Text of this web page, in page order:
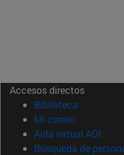
Accesos directos
Biblioteca (abre en
Mi correo(abre en
Aula virtual ADI
Búsqueda de